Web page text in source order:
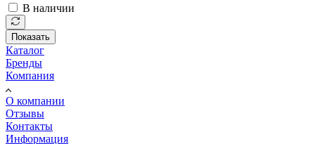
В наличии
Показать
Каталог
Бренды
Компания
О компании
Отзывы
Контакты
Информация